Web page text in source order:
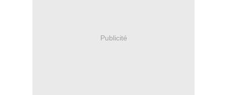
Publicité